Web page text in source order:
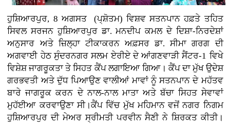
ਹੁਸ਼ਿਆਰਪੁਰ, 8 ਅਗਸਤ (ਪ੍ਸ਼ੋਤਮ) ਵਿਸ਼ਵ ਸਤਨਪਾਨ ਹਫ਼ਤੇ ਤਹਿਤ
ਸਿਵਲ ਸਰਜਨ ਹੁਸ਼ਿਆਰਪੁਰ ਡਾ. ਮਨਦੀਪ ਕਮਲ ਦੇ ਦਿਸ਼ਾ-ਨਿਰਦੇਸ਼ਾਂ
ਅਨੁਸਾਰ ਅਤੇ ਜ਼ਿਲ੍ਹਾ ਟੀਕਾਕਰਨ ਅਫ਼ਸਰ ਡਾ. ਸੀਮਾ ਗਰਗ ਦੀ
ਅਗਵਾਈ ਹੇਠ ਸੁੰਦਰਨਗਰ ਸਲਮ ਏਰੀਏ ਦੇ ਆਂਗਣਵਾੜੀ ਸੈਂਟਰ-1 ਵਿਖੇ
ਵਿਸ਼ੇਸ਼ ਜਾਗਰੂਕਤਾ ਤੇ ਸਿਹਤ ਕੈਂਪ ਲਗਾਇਆ ਗਿਆ। ਕੈਂਪ ਦਾ ਮੁੱਖ ਉਦੇਸ਼
ਗਰਭਵਤੀ ਅਤੇ ਦੁੱਧ ਪਿਆਉਣ ਵਾਲੀਆਂ ਮਾਵਾਂ ਨੂੰ ਸਤਨਪਾਨ ਦੇ ਮਹੱਤਵ
ਬਾਰੇ ਜਾਗਰੂਕ ਕਰਨ ਦੇ ਨਾਲ-ਨਾਲ ਮਾਤਾ ਅਤੇ ਬੱਚਾ ਸਿਹਤ ਸੇਵਾਵਾਂ
ਮੁਹੱਈਆ ਕਰਵਾਉਣਾ ਸੀ।ਕੈਂਪ ਵਿੱਚ ਮੁੱਖ ਮਹਿਮਾਨ ਵਜੋਂ ਨਗਰ ਨਿਗਮ
ਹੁਸ਼ਿਆਰਪੁਰ ਦੀ ਮੇਅਰ ਸ੍ਰੀਮਤੀ ਪਰਵੀਨ ਸੈਣੀ ਨੇ ਸ਼ਿਰਕਤ ਕੀਤੀ।